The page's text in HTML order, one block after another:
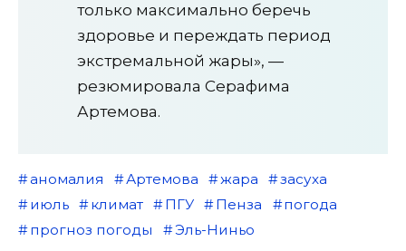
только максимально беречь
здоровье и переждать период
экстремальной жары», —
резюмировала Серафима
Артемова.
аномалия Артемова жара
засуха
июль
климат ПГУ Пенза
погода
прогноз погоды
Эль-Ниньо